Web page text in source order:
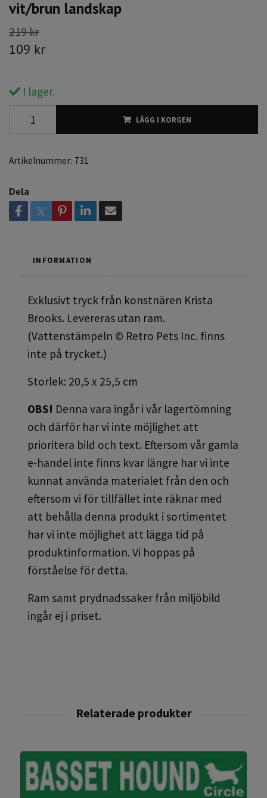
vit/brun landskap
219 kr
109 kr
I lager.
LÄGG I KORGEN
Artikelnummer: 731
Dela
INFORMATION
Exklusivt tryck från konstnären Krista
Brooks. Levereras utan ram.
(Vattenstämpeln © Retro Pets Inc. finns
inte på trycket.)
Storlek: 20,5 x 25,5 cm
OBS! Denna vara ingår i vår lagertömning
och därför har vi inte möjlighet att
prioritera bild och text. Eftersom vår gamla
e-handel inte finns kvar längre har vi inte
kunnat använda materialet från den och
eftersom vi för tillfället inte räknar med
att behålla denna produkt i sortimentet
har vi inte möjlighet att lägga tid på
produktinformation. Vi hoppas på
förståelse för detta.
Ram samt prydnadssaker från miljöbild
ingår ej i priset.